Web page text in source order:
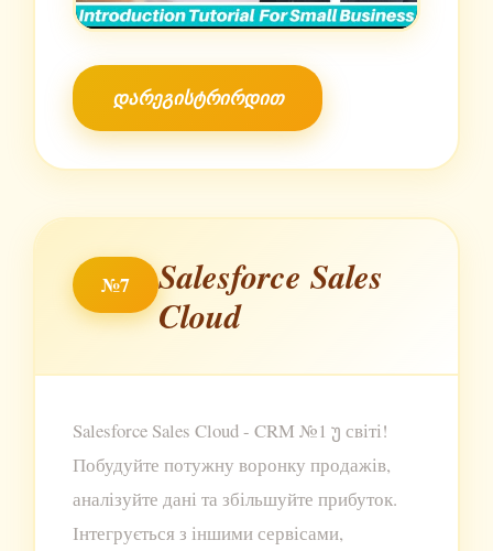
დარეგისტრირდით
№7
Salesforce Sales
Cloud
Salesforce Sales Cloud - CRM №1 უ світі!
Побудуйте потужну воронку продажів,
аналізуйте дані та збільшуйте прибуток.
Інтегрується з іншими сервісами,